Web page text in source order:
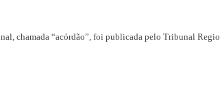
chamada “acórdão”, foi publicada pelo Tribunal